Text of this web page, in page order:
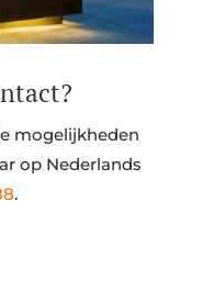
mogelijkheden
op Nederlands
.